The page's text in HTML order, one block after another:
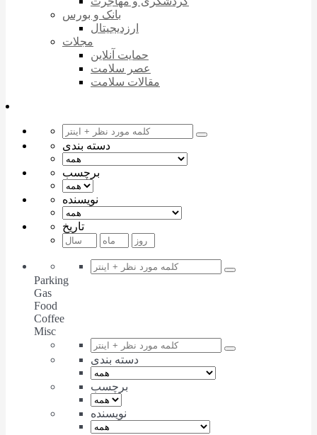
بانک و بورس
ارزدیجیتال
مجلات
حمایت آنلاین
عصر سلامت
مقالات سلامت
دسته بندی
برچسب
نویسنده
تاریخ
Parking
Gas
Food
Coffee
Misc
دسته بندی
برچسب
نویسنده